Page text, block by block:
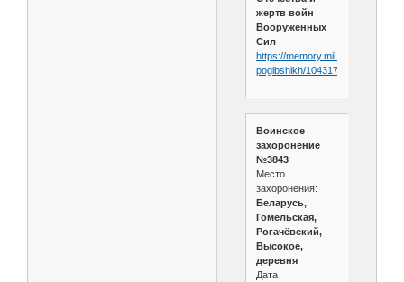
жертв войн
Вооруженных
Сил
https://memory.mil.by/poisk-
pogibshikh/1043176/
Воинское
захоронение
№3843
Место
захоронения:
Беларусь,
Гомельская,
Рогачёвский,
Высокое,
деревня
Дата